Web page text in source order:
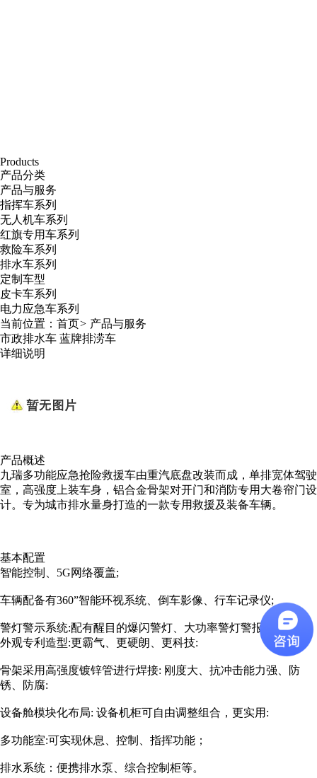
Products
产品分类
产品与服务
指挥车系列
无人机车系列
红旗专用车系列
救险车系列
排水车系列
定制车型
皮卡车系列
电力应急车系列
当前位置： 首页> 产品与服务
市政排水车 蓝牌排涝车
详细说明
产品概述
九瑞多功能应急抢险救援车由重汽底盘改装而成，单排宽体驾驶
室，高强度上装车身，铝合金骨架对开门和消防专用大卷帘门设
计。专为城市排水量身打造的一款专用救援及装备车辆。
基本配置
智能控制、5G网络覆盖;
车辆配备有360”智能环视系统、倒车影像、行车记录仪;
警灯警示系统:配有醒目的爆闪警灯、大功率警灯警报器独特的
外观专利造型:更霸气、更硬朗、更科技:
骨架采用高强度镀锌管进行焊接: 刚度大、抗冲击能力强、防
锈、防腐:
设备舱模块化布局: 设备机柜可自由调整组合，更实用:
多功能室:可实现休息、控制、指挥功能；
排水系统：便携排水泵、综合控制柜等。